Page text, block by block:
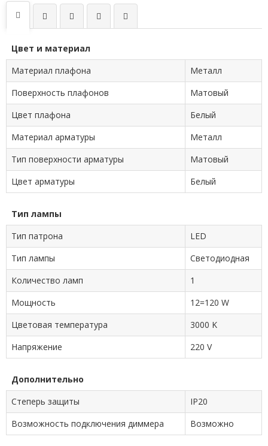
Цвет и материал
Материал плафона
Металл
Поверхность плафонов
Матовый
Цвет плафона
Белый
Материал арматуры
Металл
Тип поверхности арматуры
Матовый
Цвет арматуры
Белый
Тип лампы
Тип патрона
LED
Тип лампы
Cветодиодная
Количество ламп
1
Мощность
12=120 W
Цветовая температура
3000 K
Напряжение
220 V
Дополнительно
Степерь защиты
IP20
Возможность подключения диммера
Возможно